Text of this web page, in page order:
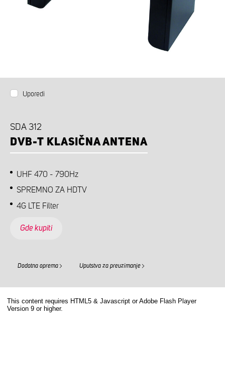
Uporedi
SDA 312
DVB-T KLASIČNA ANTENA
UHF 470 - 790Hz
SPREMNO ZA HDTV
4G LTE Filter
Gde kupiti
Dodatna oprema Uputstva za preuzimanje